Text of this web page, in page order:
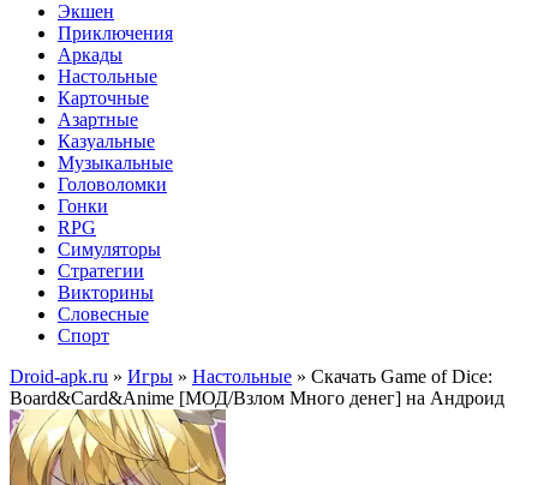
Экшен
Приключения
Аркады
Настольные
Карточные
Азартные
Казуальные
Музыкальные
Головоломки
Гонки
RPG
Симуляторы
Стратегии
Викторины
Словесные
Спорт
Droid-apk.ru » Игры » Настольные » Скачать Game of Dice:
Board&Card&Anime [МОД/Взлом Много денег] на Андроид